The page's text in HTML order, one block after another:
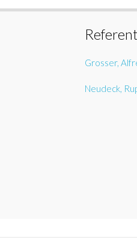
Grosser,
Neudeck,